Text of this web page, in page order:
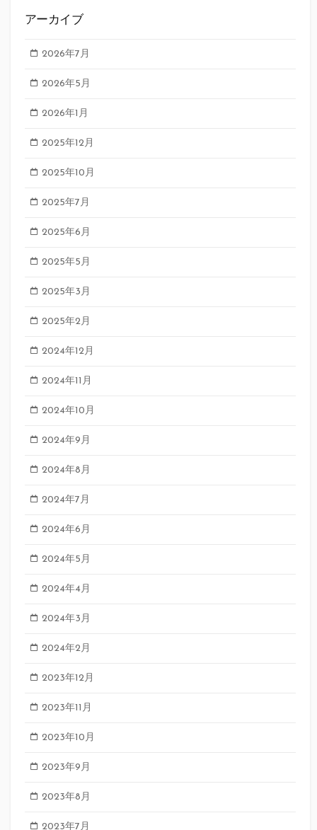
アーカイブ
2026年7月
2026年5月
2026年1月
2025年12月
2025年10月
2025年7月
2025年6月
2025年5月
2025年3月
2025年2月
2024年12月
2024年11月
2024年10月
2024年9月
2024年8月
2024年7月
2024年6月
2024年5月
2024年4月
2024年3月
2024年2月
2023年12月
2023年11月
2023年10月
2023年9月
2023年8月
2023年7月